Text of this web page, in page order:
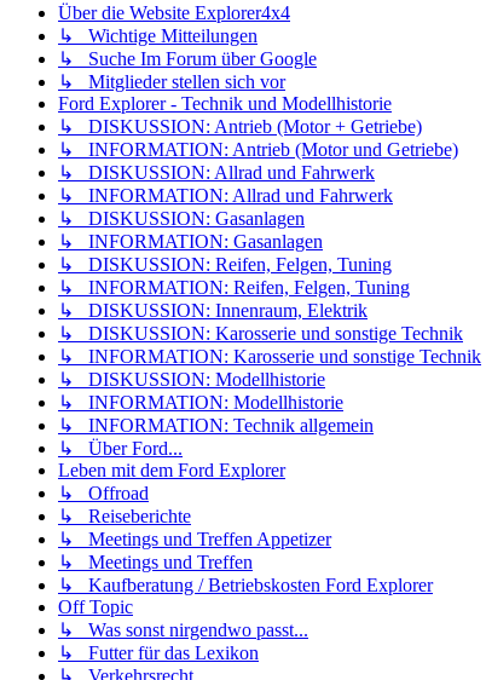
Über die Website Explorer4x4
↳ Wichtige Mitteilungen
↳ Suche Im Forum über Google
↳ Mitglieder stellen sich vor
Ford Explorer - Technik und Modellhistorie
↳ DISKUSSION: Antrieb (Motor + Getriebe)
↳ INFORMATION: Antrieb (Motor und Getriebe)
↳ DISKUSSION: Allrad und Fahrwerk
↳ INFORMATION: Allrad und Fahrwerk
↳ DISKUSSION: Gasanlagen
↳ INFORMATION: Gasanlagen
↳ DISKUSSION: Reifen, Felgen, Tuning
↳ INFORMATION: Reifen, Felgen, Tuning
↳ DISKUSSION: Innenraum, Elektrik
↳ DISKUSSION: Karosserie und sonstige Technik
↳ INFORMATION: Karosserie und sonstige Technik
↳ DISKUSSION: Modellhistorie
↳ INFORMATION: Modellhistorie
↳ INFORMATION: Technik allgemein
↳ Über Ford...
Leben mit dem Ford Explorer
↳ Offroad
↳ Reiseberichte
↳ Meetings und Treffen Appetizer
↳ Meetings und Treffen
↳ Kaufberatung / Betriebskosten Ford Explorer
Off Topic
↳ Was sonst nirgendwo passt...
↳ Futter für das Lexikon
↳ Verkehrsrecht